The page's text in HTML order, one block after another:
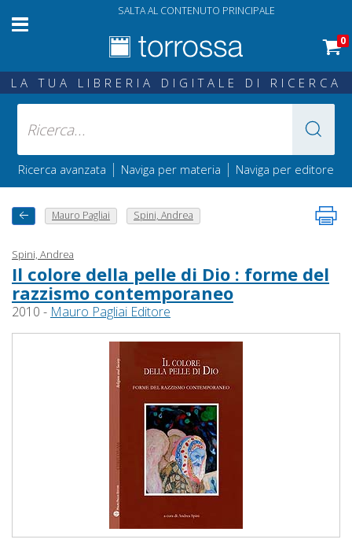
SALTA AL CONTENUTO PRINCIPALE
0
LA TUA LIBRERIA DIGITALE DI RICERCA
Ricerca avanzata | Naviga per materia | Naviga per editore
Mauro Pagliai Spini, Andrea
Spini, Andrea
Il colore della pelle di Dio : forme del
razzismo contemporaneo
2010 - Mauro Pagliai Editore